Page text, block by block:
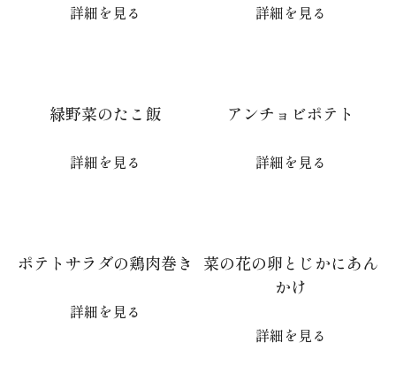
詳細を見る 詳細を見る
緑野菜のたこ飯
詳細を見る
アンチョビポテト
詳細を見る
ポテトサラダの鶏肉巻き
詳細を見る
菜の花の卵とじかにあん
かけ
詳細を見る